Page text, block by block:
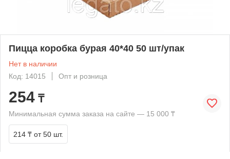
Пицца коробка бурая 40*40 50 шт/упак
Нет в наличии
Код: 14015
Опт и розница
254 ₸
Минимальная сумма заказа на сайте — 15 000 ₸
214 ₸ от 50 шт.